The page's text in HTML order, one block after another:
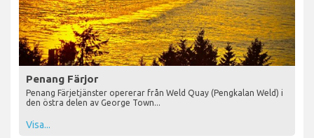
Penang Färjor
Penang Färjetjänster opererar från Weld Quay (Pengkalan Weld) i
den östra delen av George Town...
Visa...